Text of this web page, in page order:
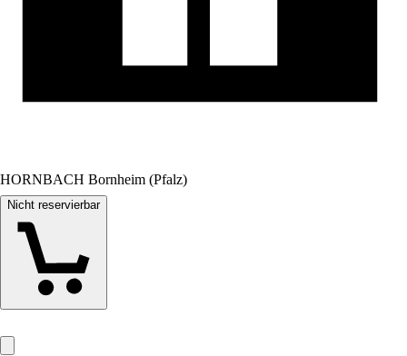
HORNBACH Bornheim (Pfalz)
Nicht reservierbar